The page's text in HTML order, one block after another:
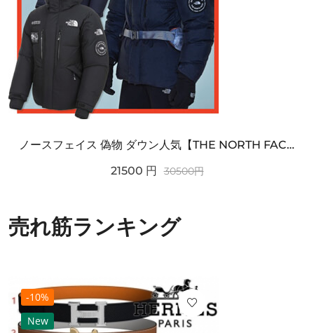
ノースフェイス 偽物 ダウン人気【THE NORTH FACE】M'S 7 SUMMIT HIM...
21500 円 30500円
売れ筋ランキング
-10%
New